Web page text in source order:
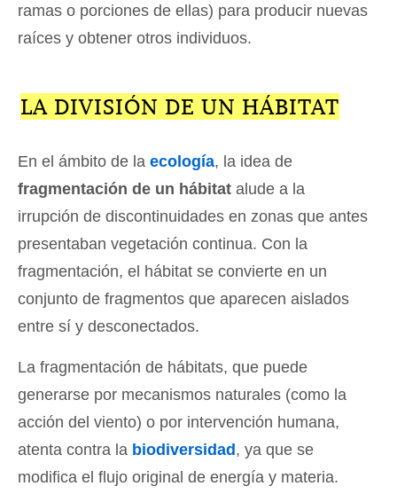
ramas o porciones de ellas) para producir nuevas
raíces y obtener otros individuos.
LA DIVISIÓN DE UN HÁBITAT
En el ámbito de la ecología, la idea de
fragmentación de un hábitat alude a la
irrupción de discontinuidades en zonas que antes
presentaban vegetación continua. Con la
fragmentación, el hábitat se convierte en un
conjunto de fragmentos que aparecen aislados
entre sí y desconectados.
La fragmentación de hábitats, que puede
generarse por mecanismos naturales (como la
acción del viento) o por intervención humana,
atenta contra la biodiversidad, ya que se
modifica el flujo original de energía y materia.